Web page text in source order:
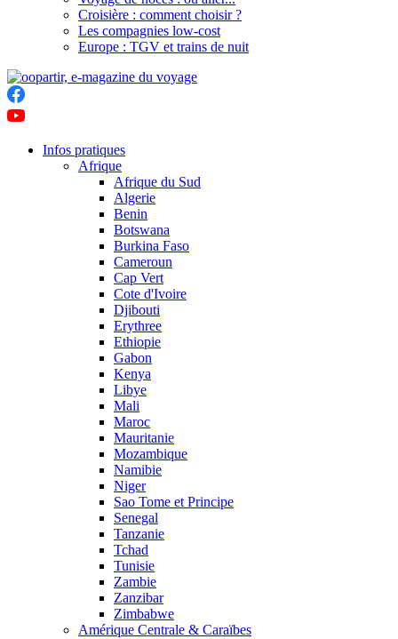
Croisière : comment choisir ?
Les compagnies low-cost
Europe : TGV et trains de nuit
Infos pratiques
Afrique
Afrique du Sud
Algerie
Benin
Botswana
Burkina Faso
Cameroun
Cap Vert
Cote d'Ivoire
Djibouti
Erythree
Ethiopie
Gabon
Kenya
Libye
Mali
Maroc
Mauritanie
Mozambique
Namibie
Niger
Sao Tome et Principe
Senegal
Tanzanie
Tchad
Tunisie
Zambie
Zanzibar
Zimbabwe
Amérique Centrale & Caraïbes